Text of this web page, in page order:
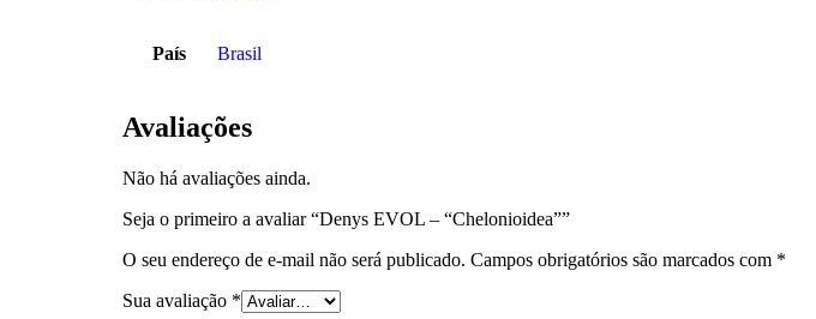
País Brasil
Avaliações
Não há avaliações ainda.
Seja o primeiro a avaliar “Denys EVOL – “Chelonioidea””
O seu endereço de e-mail não será publicado. Campos obrigatórios são marcados com *
Sua avaliação *